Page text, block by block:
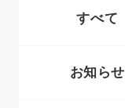
すべて
お知らせ